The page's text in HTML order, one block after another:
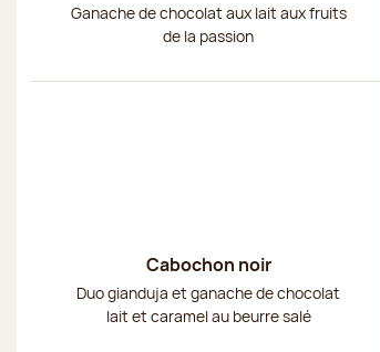
Ganache de chocolat aux lait aux fruits
de la passion
Cabochon noir
Duo gianduja et ganache de chocolat
lait et caramel au beurre salé